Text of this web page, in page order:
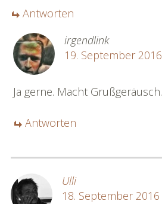
Antworten
irgendlink
19. September 2016
Ja gerne. Macht Grußgeräusch.
Antworten
Ulli
18. September 2016